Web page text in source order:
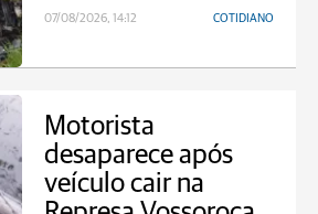
07/08/2026, 14:12 COTIDIANO
Motorista
desaparece após
veículo cair na